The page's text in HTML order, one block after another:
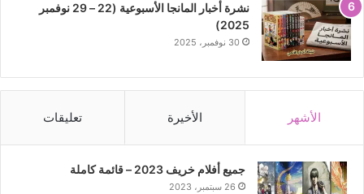
نشرة أخبار المانجا الأسبوعية (22 – 29 نوفمبر
2025)
30 نوفمبر، 2025
الأشهر الأخيرة تعليقات
جميع أفلام خريف 2023 – قائمة كاملة
26 سبتمبر، 2023